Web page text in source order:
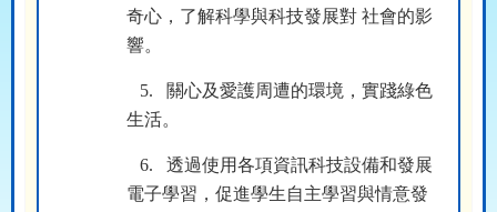
奇心，了解科學與科技發展對 社會的影
響。
5.
關心及愛護周遭的環境，實踐綠色
生活。
6.
透過使用各項資訊科技設備和發展
電子學習，促進學生自主學習與情意發